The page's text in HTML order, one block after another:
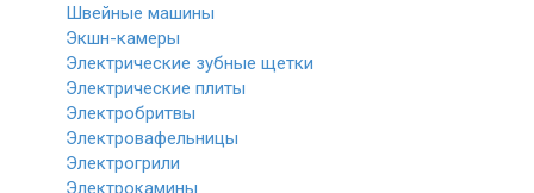
Швейные машины
Экшн-камеры
Электрические зубные щетки
Электрические плиты
Электробритвы
Электровафельницы
Электрогрили
Электрокамины